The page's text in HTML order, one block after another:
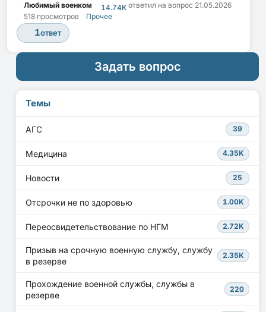
Любимый военком 14.74Kответил на вопрос 21.05.2026
518 просмотров
Прочее
1ответ
Задать вопрос
Темы
АГС 39
Медицина 4.35K
Новости 25
Отсрочки не по здоровью 1.00K
Переосвидетельствование по НГМ 2.72K
Призыв на срочную военную службу, службу
в резерве
2.35K
Прохождение военной службы, службы в
резерве
220